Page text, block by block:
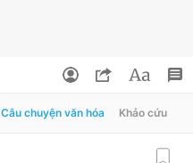
Câu chuyện văn hóa Khảo cứu